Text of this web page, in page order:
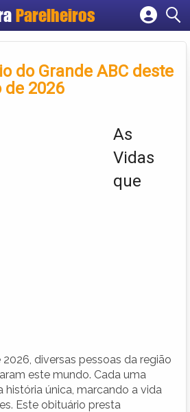
Parelheiros
Cadastrar empresa
Criar conta
do Grande ABC deste
de 2026
As
Vidas
que
diversas pessoas da região
este mundo. Cada uma
história única, marcando a vida
Este obituário presta